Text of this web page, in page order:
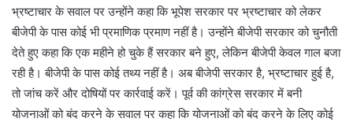
भ्रष्टाचार के सवाल पर उन्होंने कहा कि भूपेश सरकार पर भ्रष्टाचार को लेकर
बीजेपी के पास कोई भी प्रमाणिक प्रमाण नहीं है। उन्होंने बीजेपी सरकार को चुनौती
देते हुए कहा कि एक महीने हो चुके हैं सरकार बने हुए, लेकिन बीजेपी केवल गाल बजा
रही है। बीजेपी के पास कोई तथ्य नहीं है। अब बीजेपी सरकार है, भ्रष्टाचार हुई है,
तो जांच करें और दोषियों पर कार्रवाई करें। पूर्व की कांग्रेस सरकार में बनी
योजनाओं को बंद करने के सवाल पर कहा कि योजनाओं को बंद करने के लिए कोई